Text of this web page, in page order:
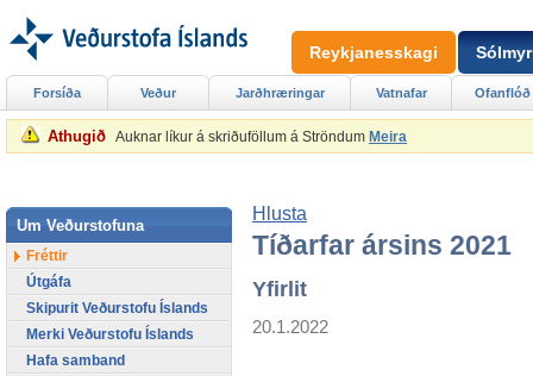
Athugið Auknar líkur á skriðuföllum á Ströndum Meira
Hlusta
Tíðarfar ársins 2021
Yfirlit
20.1.2022
Forsíða Veður Jarðhræringar Vatnafar Ofanflóð
Um Veðurstofuna
Fréttir
Útgáfa
Skipurit Veðurstofu Íslands
Merki Veðurstofu Íslands
Hafa samband
Reykjanesskagi